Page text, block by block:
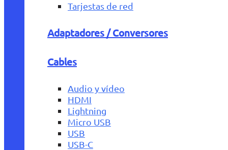
Tarjestas de red
Adaptadores / Conversores
Cables
Audio y vídeo
HDMI
Lightning
Micro USB
USB
USB-C